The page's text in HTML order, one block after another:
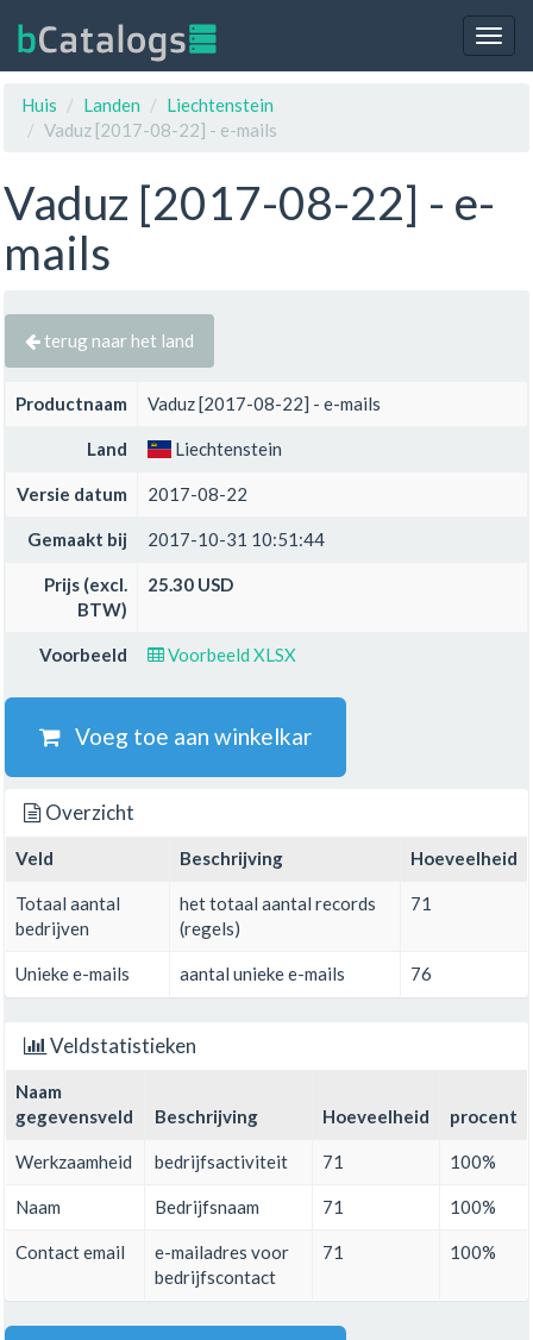
Huis
Landen
Liechtenstein
Vaduz [2017-08-22] - e-mails
Vaduz [2017-08-22] - e-
mails
terug naar het land
Productnaam Vaduz [2017-08-22] - e-mails
Land Liechtenstein
Versie datum 2017-08-22
Gemaakt bij 2017-10-31 10:51:44
Prijs (excl.
BTW)
25.30 USD
Voorbeeld Voorbeeld XLSX
Voeg toe aan winkelkar
Overzicht
Veld Beschrijving Hoeveelheid
Totaal aantal
bedrijven
het totaal aantal records
(regels)
71
Unieke e-mails aantal unieke e-mails 76
Veldstatistieken
Naam
gegevensveld
Beschrijving Hoeveelheid procent
Werkzaamheid bedrijfsactiviteit 71 100%
Naam Bedrijfsnaam 71 100%
Contact email
e-mailadres voor
bedrijfscontact
71 100%